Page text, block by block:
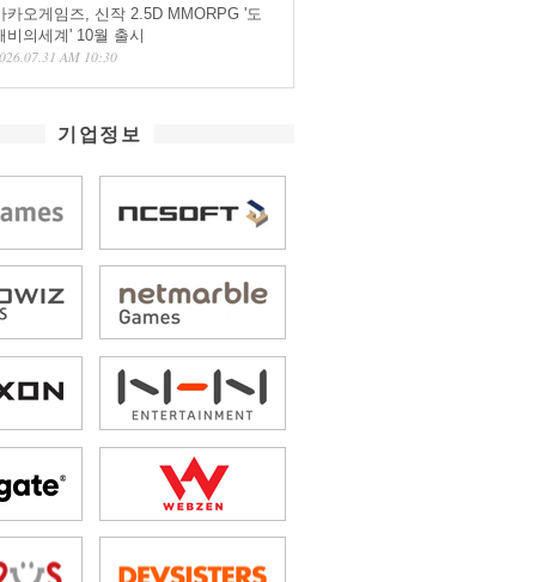
카오게임즈, 신작 2.5D MMORPG '도
비의세계' 10월 출시
AM 10:30
기업정보